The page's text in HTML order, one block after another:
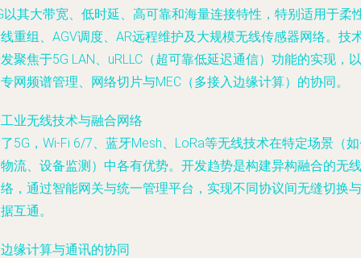
以其大带宽、低时延、高可靠和海量连接特性，特别适用于柔
重组、AGV调度、AR远程维护及大规模无线传感器网络。技
聚焦于5G LAN、uRLLC（超可靠低延迟通信）功能的实现，以
网频谱管理、网络切片与MEC（多接入边缘计算）的协同。
业无线技术与融合网络
5G，Wi-Fi 6/7、蓝牙Mesh、LoRa等无线技术在特定场景（
流、设备监测）中各有优势。开发趋势是构建异构融合的无线
，通过智能网关与统一管理平台，实现不同协议间无缝切换与
互通。
缘计算与通讯的协同